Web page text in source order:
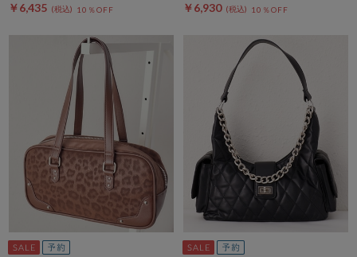
￥6,435 10％OFF ￥6,930 10％OFF